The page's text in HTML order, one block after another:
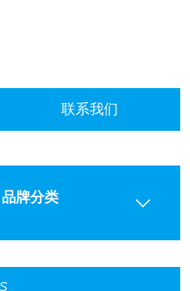
联系我们
品牌分类